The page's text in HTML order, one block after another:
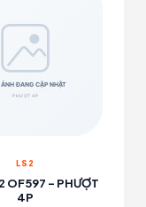
LS2
OF597 - PHƯỢT
4P